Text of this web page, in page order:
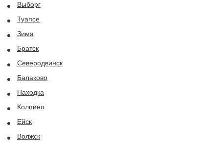
Выборг
Туапсе
Зима
Братск
Северодвинск
Балаково
Находка
Колпино
Ейск
Волжск